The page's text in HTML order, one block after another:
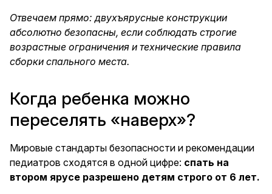
Отвечаем прямо: двухъярусные конструкции
абсолютно безопасны, если соблюдать строгие
возрастные ограничения и технические правила
сборки спального места.
Когда ребенка можно
переселять «наверх»?
Мировые стандарты безопасности и рекомендации
педиатров сходятся в одной цифре: спать на
втором ярусе разрешено детям строго от 6 лет.